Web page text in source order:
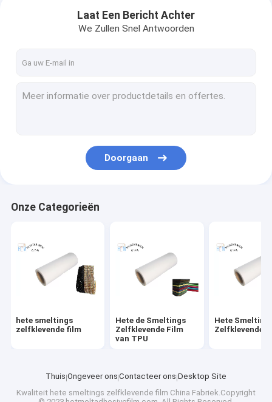
Laat Een Bericht Achter
We Zullen Snel Antwoorden
Doorgaan
Onze Categorieën
hete smeltings
zelfklevende film
Hete de Smeltings
Zelfklevende Film
van TPU
Hete
Zelfklevende
Thuis Ongeveer ons Contacteer ons Desktop Site
Kwaliteit hete smeltings zelfklevende film China Fabriek.Copyright